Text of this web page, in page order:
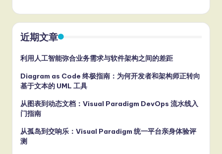
近期文章
利用人工智能弥合业务需求与软件架构之间的差距
Diagram as Code 终极指南：为何开发者和架构师正转向
基于文本的 UML 工具
从图表到动态文档：Visual Paradigm DevOps 流水线入
门指南
从孤岛到交响乐：Visual Paradigm 统一平台亲身体验评
测